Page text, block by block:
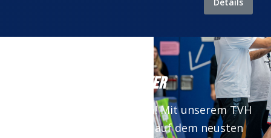
NEWSLETTER
Keine News mehr verpassen! Mit unserem TVH
Newsletter bist du immer auf dem neusten